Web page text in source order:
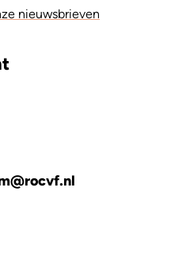
nieuwsbrieven